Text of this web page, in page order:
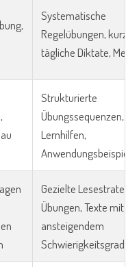
Systematische
Regelübungen, kurze
tägliche Diktate,
Strukturierte
Übungssequenzen,
Lernhilfen,
Anwendungsbeispiele
Gezielte
Übungen, Texte mit
ansteigendem
Schwierigkeitsgrad